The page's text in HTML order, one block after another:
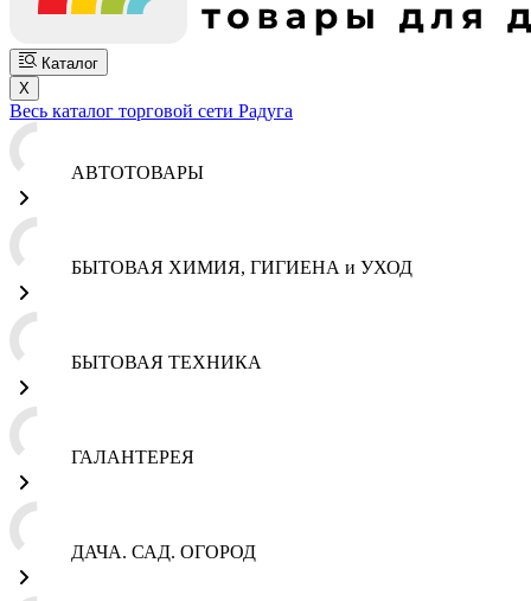
Каталог
X
Весь каталог торговой сети Радуга
АВТОТОВАРЫ
БЫТОВАЯ ХИМИЯ, ГИГИЕНА и УХОД
БЫТОВАЯ ТЕХНИКА
ГАЛАНТЕРЕЯ
ДАЧА. САД. ОГОРОД